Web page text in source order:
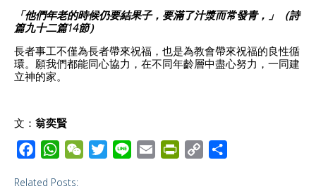
「他們年老的時候仍要結果子，要滿了汁漿而常發青，」（詩
篇九十二篇14節）
長者事工不僅為長者帶來祝福，也是為教會帶來祝福的良性循
環。願我們都能同心協力，在不同年齡層中盡心努力，一同建
立神的家。
文： 翁奕賢
c
W
a
W
Related Posts: